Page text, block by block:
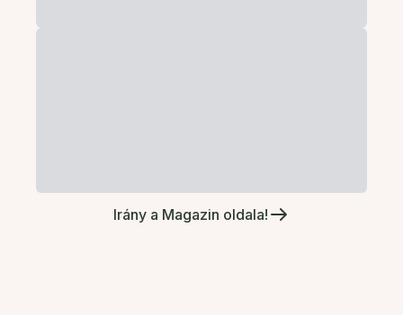
Irány a Magazin oldala!